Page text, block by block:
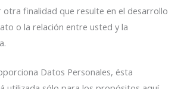
otra finalidad que resulte en el desarrollo
o la relación entre usted y la
Datos Personales, ésta